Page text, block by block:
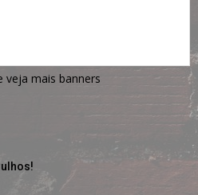
veja mais banners